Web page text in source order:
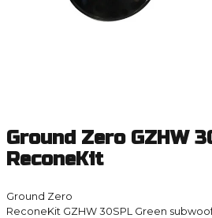
Ground Zero GZHW
ReconeKit
Ground Zero
ReconeKit GZHW 30SPL Green